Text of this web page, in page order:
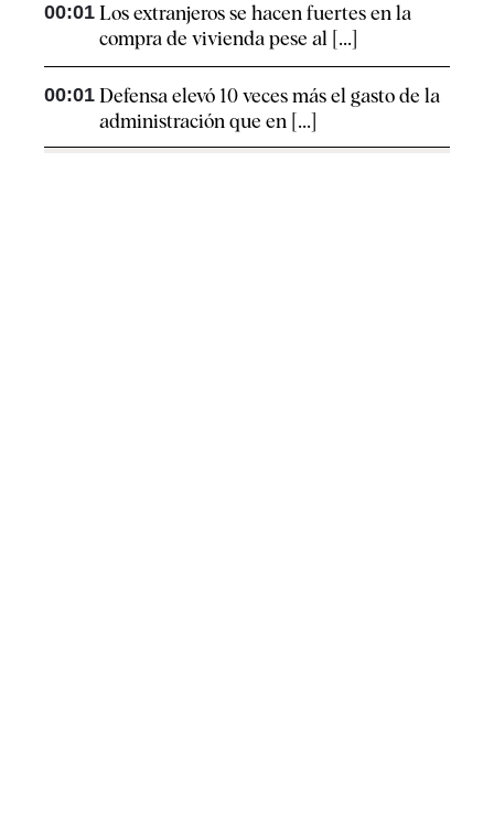
00:01 Los extranjeros se hacen fuertes en la
compra de vivienda pese al [...]
00:01 Defensa elevó 10 veces más el gasto de la
administración que en [...]